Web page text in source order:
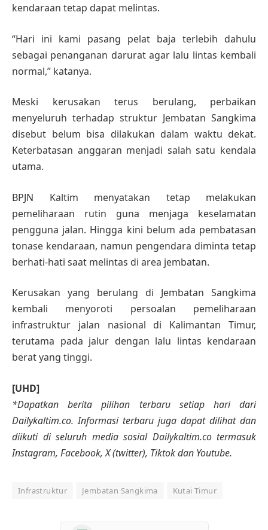
kendaraan tetap dapat melintas.
“Hari ini kami pasang pelat baja terlebih dahulu
sebagai penanganan darurat agar lalu lintas kembali
normal,” katanya.
Meski kerusakan terus berulang, perbaikan
menyeluruh terhadap struktur Jembatan Sangkima
disebut belum bisa dilakukan dalam waktu dekat.
Keterbatasan anggaran menjadi salah satu kendala
utama.
BPJN Kaltim menyatakan tetap melakukan
pemeliharaan rutin guna menjaga keselamatan
pengguna jalan. Hingga kini belum ada pembatasan
tonase kendaraan, namun pengendara diminta tetap
berhati-hati saat melintas di area jembatan.
Kerusakan yang berulang di Jembatan Sangkima
kembali menyoroti persoalan pemeliharaan
infrastruktur jalan nasional di Kalimantan Timur,
terutama pada jalur dengan lalu lintas kendaraan
berat yang tinggi.
[UHD]
*Dapatkan berita pilihan terbaru setiap hari dari
Dailykaltim.co. Informasi terbaru juga dapat dilihat dan
diikuti di seluruh media sosial Dailykaltim.co termasuk
Instagram, Facebook, X (twitter), Tiktok dan Youtube.
Infrastruktur Jembatan Sangkima Kutai Timur